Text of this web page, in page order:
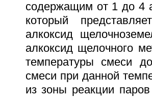
содержащим от 1 до 4
который
алкоксид
алкоксид щелочного
температуры смеси
смеси при данной
из зоны реакции паров